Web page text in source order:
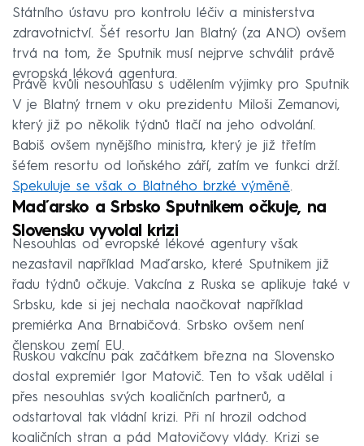
Státního ústavu pro kontrolu léčiv a ministerstva
zdravotnictví. Šéf resortu Jan Blatný (za ANO) ovšem
trvá na tom, že Sputnik musí nejprve schválit právě
evropská léková agentura.
Právě kvůli nesouhlasu s udělením výjimky pro Sputnik
V je Blatný trnem v oku prezidentu Miloši Zemanovi,
který již po několik týdnů tlačí na jeho odvolání.
Babiš ovšem nynějšího ministra, který je již třetím
šéfem resortu od loňského září, zatím ve funkci drží.
Spekuluje se však o Blatného brzké výměně.
Maďarsko a Srbsko Sputnikem očkuje, na
Slovensku vyvolal krizi
Nesouhlas od evropské lékové agentury však
nezastavil například Maďarsko, které Sputnikem již
řadu týdnů očkuje. Vakcína z Ruska se aplikuje také v
Srbsku, kde si jej nechala naočkovat například
premiérka Ana Brnabičová. Srbsko ovšem není
členskou zemí EU.
Ruskou vakcínu pak začátkem března na Slovensko
dostal expremiér Igor Matovič. Ten to však udělal i
přes nesouhlas svých koaličních partnerů, a
odstartoval tak vládní krizi. Při ní hrozil odchod
koaličních stran a pád Matovičovy vlády. Krizi se